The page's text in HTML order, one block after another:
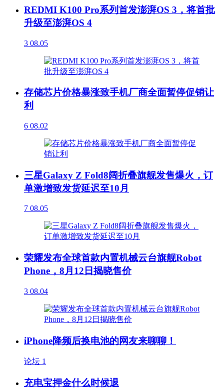
REDMI K100 Pro系列首发澎湃OS 3，将首批
升级至澎湃OS 4
3 08.05
存储芯片价格暴涨致手机厂商全面暂停促销让
利
6 08.02
三星Galaxy Z Fold8阔折叠旗舰发售爆火，订
单激增致发货延迟至10月
7 08.05
荣耀发布全球首款内置机械云台旗舰Robot
Phone，8月12日揭晓售价
3 08.04
iPhone降频后换电池的网友来聊聊！
论坛 1
充电宝押金什么时候退